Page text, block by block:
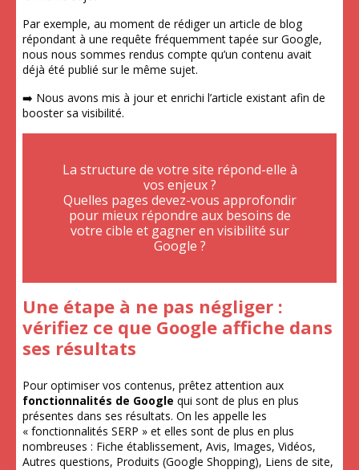
Par exemple, au moment de rédiger un article de blog
répondant à une requête fréquemment tapée sur Google,
nous nous sommes rendus compte qu’un contenu avait
déjà été publié sur le même sujet.
➡️ Nous avons mis à jour et enrichi l’article existant afin de
booster sa visibilité.
La structure de votre site répond-elle à
vos enjeux ?
Quelles pages devez-vous approfondir
pour mieux répondre aux besoins de
votre cible et gagner en visibilité sur
Google ?
Une étape à ne pas négliger :
vérifiez ce que Google affiche dans
ses résultats
Pour optimiser vos contenus, prêtez attention aux
fonctionnalités de Google qui sont de plus en plus
présentes dans ses résultats. On les appelle les
« fonctionnalités SERP » et elles sont de plus en plus
nombreuses : Fiche établissement, Avis, Images, Vidéos,
Autres questions, Produits (Google Shopping), Liens de site,